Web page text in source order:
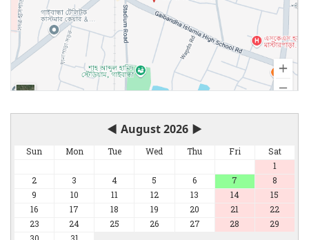
◀ August 2026 ▶
Sun Mon Tue Wed Thu Fri
Sat
1
2
3 4 5 6 7
8
9
10 11 12 13 14
15
16
17 18 19 20 21
22
23
24 25 26 27 28
29